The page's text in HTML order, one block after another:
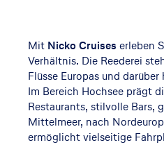
c
k
Mit Nicko Cruises erleben
Verhältnis. Die Reederei
Flüsse Europas und darüber
Im Bereich Hochsee prägt
Restaurants, stilvolle Bars,
Mittelmeer, nach
ermöglicht vielseitige